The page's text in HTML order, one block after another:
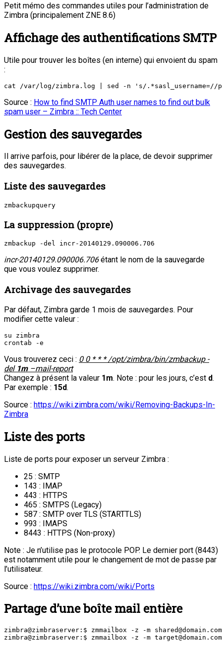
Petit mémo des commandes utiles pour l’administration de
Zimbra (principalement ZNE 8.6)
Affichage des authentifications SMTP
Utile pour trouver les boîtes (en interne) qui envoient du spam
:
cat /var/log/zimbra.log | sed -n 's/
Source : How to find SMTP Auth user names to find out bulk
spam user – Zimbra :: Tech Center
Gestion des sauvegardes
Il arrive parfois, pour libérer de la place, de devoir supprimer
des sauvegardes.
Liste des sauvegardes
zmbackupquery
La suppression (propre)
zmbackup -del incr-20140129.090006.706
incr-20140129.090006.706étant le nom de la sauvegarde
que vous voulez supprimer.
Archivage des sauvegardes
Par défaut, Zimbra garde 1 mois de sauvegardes. Pour
modifier cette valeur :
su zimbra
crontab -e
Vous trouverez ceci : 0 0 * * * /opt/zimbra/bin/zmbackup -
del 1m–mail-report
Changez à présent la valeur 1m. Note : pour les jours, c’est d.
Par exemple : 15d.
Source : https://wiki.zimbra.com/wiki/Removing-Backups-In-
Zimbra
Liste des ports
Liste de ports pour exposer un serveur Zimbra :
25 : SMTP
143 : IMAP
443 : HTTPS
465 : SMTPS (Legacy)
587 : SMTP over TLS (STARTTLS)
993 : IMAPS
8443 : HTTPS (Non-proxy)
Note : Je n’utilise pas le protocole POP. Le dernier port (8443)
est notamment utile pour le changement de mot de passe par
l’utilisateur.
Source : https://wiki.zimbra.com/wiki/Ports
Partage d’une boîte mail entière
zimbra@zimbraserver:$ zmmailbox -z -m
zimbra@zimbraserver:$ zmmailbox -z -m